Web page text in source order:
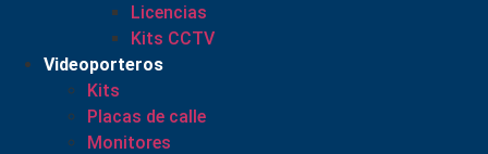
Licencias
Kits CCTV
Videoporteros
Kits
Placas de calle
Monitores